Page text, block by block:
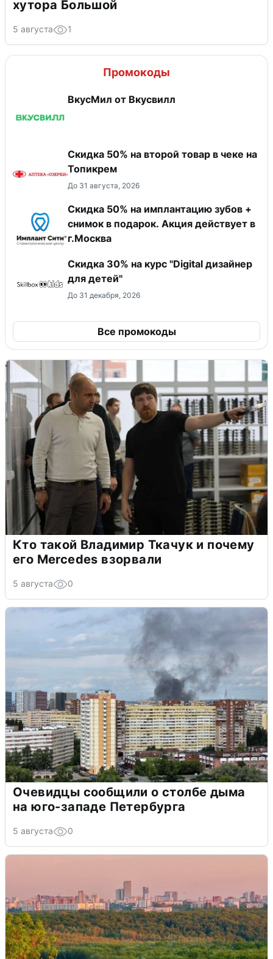
хутора Большой
5 августа 1
Промокоды
ВкусМил от Вкусвилл
Скидка 50% на второй товар в чеке на
Топикрем
До 31 августа, 2026
Скидка 50% на имплантацию зубов +
снимок в подарок. Акция действует в
г.Москва
Скидка 30% на курс "Digital дизайнер
для детей"
До 31 декабря, 2026
Все промокоды
Кто такой Владимир Ткачук и почему
его Mercedes взорвали
5 августа 0
Очевидцы сообщили о столбе дыма
на юго-западе Петербурга
5 августа 0